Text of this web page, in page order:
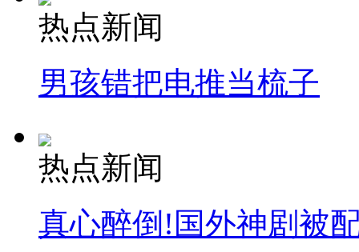
热点新闻
男孩错把电推当梳子
热点新闻
真心醉倒!国外神剧被